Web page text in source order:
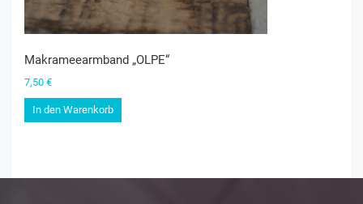
Makrameearmband „OLPE“
7,50 €
In den Warenkorb